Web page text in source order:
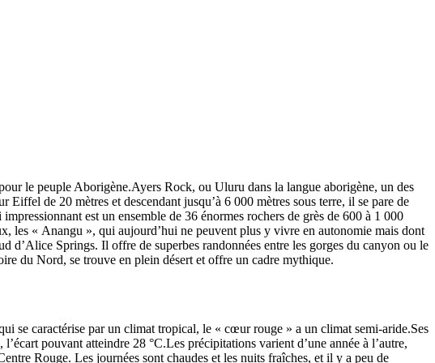
le peuple Aborigène.Ayers Rock, ou Uluru dans la langue aborigène, un des
de 20 mètres et descendant jusqu’à 6 000 mètres sous terre, il se pare de
est un ensemble de 36 énormes rochers de grès de 600 à 1 000
les « Anangu », qui aujourd’hui ne peuvent plus y vivre en autonomie mais dont
d’Alice Springs. Il offre de superbes randonnées entre les gorges du canyon ou le
du Nord, se trouve en plein désert et offre un cadre mythique.
se caractérise par un climat tropical, le « cœur rouge » a un climat semi-aride.Ses
pouvant atteindre 28 °C.Les précipitations varient d’une année à l’autre,
Rouge. Les journées sont chaudes et les nuits fraîches, et il y a peu de